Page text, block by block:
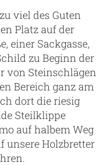
viel des Guten
Platz auf der
einer Sackgasse,
zu Beginn der
von Steinschlägen
Bereich ganz am
dort die riesig
Steilklippe
auf halbem Weg
unsere Holzbretter